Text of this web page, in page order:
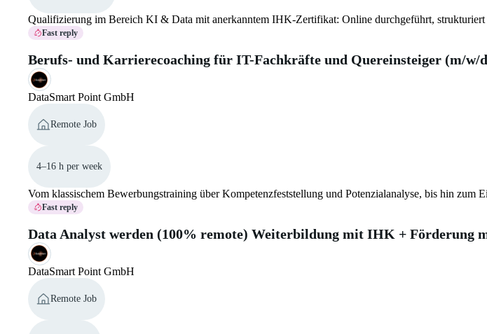
Qualifizierung im Bereich KI & Data mit anerkanntem IHK-Zertifikat: Online durchgeführt, strukturiert
Fast reply
Berufs- und Karrierecoaching für IT-Fachkräfte und Quereinsteiger (m/w/
DataSmart Point GmbH
Remote Job
4–16 h per week
Vom klassischem Bewerbungstraining über Kompetenzfeststellung und Potenzialanalyse, bis hin
Fast reply
Data Analyst werden (100% remote) Weiterbildung mit IHK + Förderung
DataSmart Point GmbH
Remote Job